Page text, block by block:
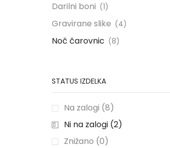
Darilni boni (1)
Gravirane slike (4)
Noč čarovnic (8)
STATUS IZDELKA
Na zalogi (8)
Ni na zalogi (2)
Znižano (0)